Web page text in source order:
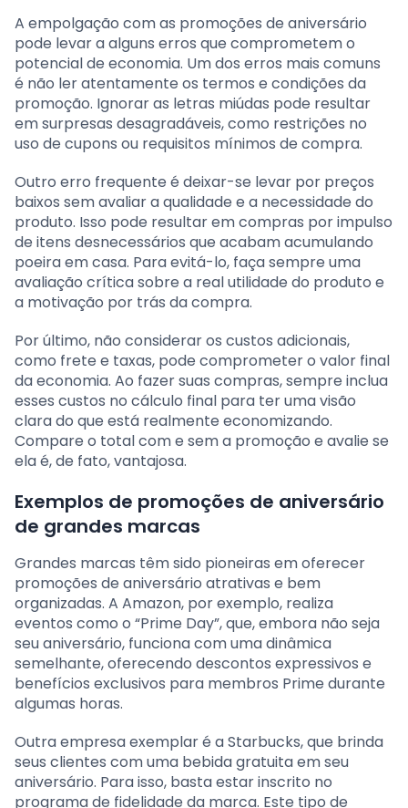
A empolgação com as promoções de aniversário
pode levar a alguns erros que comprometem o
potencial de economia. Um dos erros mais comuns
é não ler atentamente os termos e condições da
promoção. Ignorar as letras miúdas pode resultar
em surpresas desagradáveis, como restrições no
uso de cupons ou requisitos mínimos de compra.
Outro erro frequente é deixar-se levar por preços
baixos sem avaliar a qualidade e a necessidade do
produto. Isso pode resultar em compras por impulso
de itens desnecessários que acabam acumulando
poeira em casa. Para evitá-lo, faça sempre uma
avaliação crítica sobre a real utilidade do produto e
a motivação por trás da compra.
Por último, não considerar os custos adicionais,
como frete e taxas, pode comprometer o valor final
da economia. Ao fazer suas compras, sempre inclua
esses custos no cálculo final para ter uma visão
clara do que está realmente economizando.
Compare o total com e sem a promoção e avalie se
ela é, de fato, vantajosa.
Exemplos de promoções de aniversário
de grandes marcas
Grandes marcas têm sido pioneiras em oferecer
promoções de aniversário atrativas e bem
organizadas. A Amazon, por exemplo, realiza
eventos como o “Prime Day”, que, embora não seja
seu aniversário, funciona com uma dinâmica
semelhante, oferecendo descontos expressivos e
benefícios exclusivos para membros Prime durante
algumas horas.
Outra empresa exemplar é a Starbucks, que brinda
seus clientes com uma bebida gratuita em seu
aniversário. Para isso, basta estar inscrito no
programa de fidelidade da marca. Este tipo de